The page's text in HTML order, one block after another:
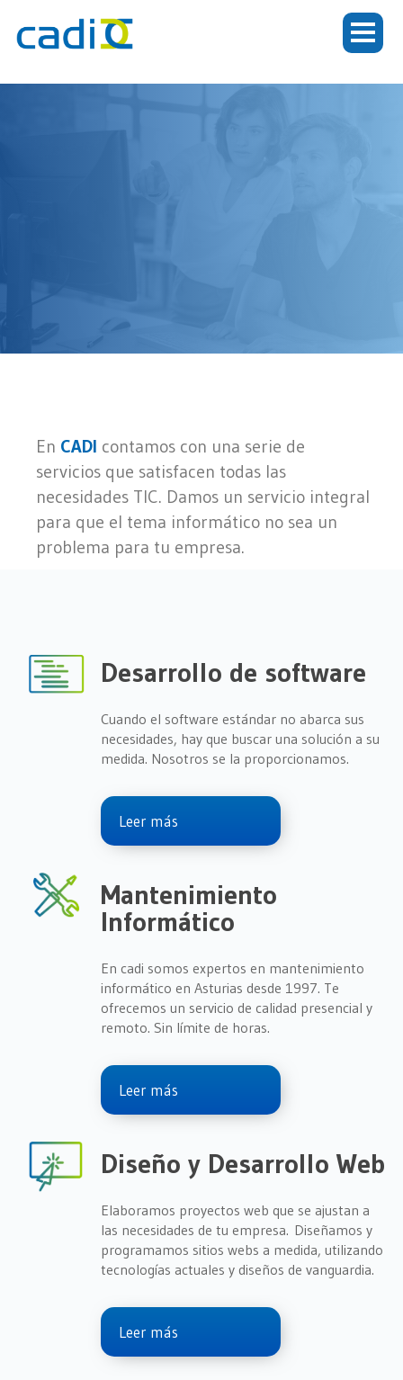
En CADI contamos con una serie de
servicios que satisfacen todas las
necesidades TIC. Damos un servicio integral
para que el tema informático no sea un
problema para tu empresa.
Desarrollo de software
Cuando el software estándar no abarca sus
necesidades, hay que buscar una solución a su
medida. Nosotros se la proporcionamos.
Leer más
Mantenimiento
Informático
En cadi somos expertos en mantenimiento
informático en Asturias desde 1997. Te
ofrecemos un servicio de calidad presencial y
remoto. Sin límite de horas.
Leer más
Diseño y Desarrollo Web
Elaboramos proyectos web que se ajustan a
las necesidades de tu empresa. Diseñamos y
programamos sitios webs a medida, utilizando
tecnologías actuales y diseños de vanguardia.
Leer más